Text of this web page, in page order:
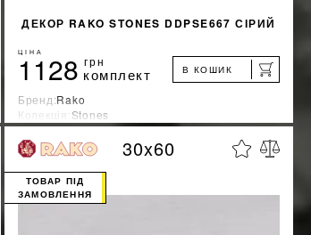
ДЕКОР RAKO STONES DDPSE667 СІРИЙ
ЦІНА
1128 грн
комплект В КОШИК
Бренд:Rako
Колекція:Stones
Країна-виробник:Чехия
ДІЗНАТИСЯ ЗНИЖКУ %
30x60
ТОВАР ПІД
ЗАМОВЛЕННЯ